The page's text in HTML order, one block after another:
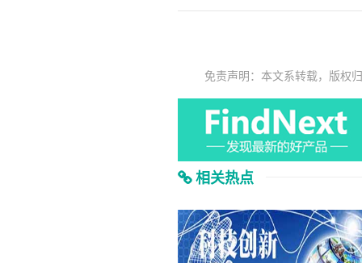
免责声明：本文系转载，版权
相关热点